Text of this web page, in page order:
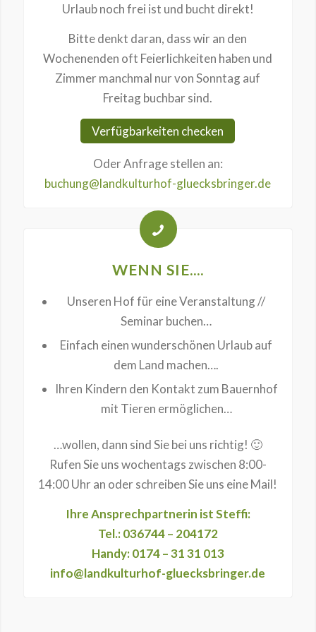
Urlaub noch frei ist und bucht direkt!
Bitte denkt daran, dass wir an den
Wochenenden oft Feierlichkeiten haben und
Zimmer manchmal nur von Sonntag auf
Freitag buchbar sind.
Verfügbarkeiten checken
Oder Anfrage stellen an:
buchung@landkulturhof-gluecksbringer.de
WENN SIE....
Unseren Hof für eine Veranstaltung //
Seminar buchen…
Einfach einen wunderschönen Urlaub auf
dem Land machen….
Ihren Kindern den Kontakt zum Bauernhof
mit Tieren ermöglichen…
…wollen, dann sind Sie bei uns richtig! 🙂
Rufen Sie uns wochentags zwischen 8:00-
14:00 Uhr an oder schreiben Sie uns eine Mail!
Ihre Ansprechpartnerin ist Steffi:
Tel.: 036744 – 204172
Handy: 0174 – 31 31 013
info@landkulturhof-gluecksbringer.de